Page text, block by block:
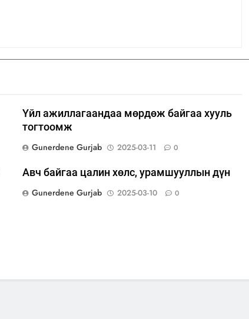
Үйл ажиллагаандаа мөрдөж байгаа хууль
тогтоомж
Gunerdene Gurjab
2025-03-11 0
Авч байгаа цалин хөлс, урамшууллын дүн
Gunerdene Gurjab
2025-03-10 0